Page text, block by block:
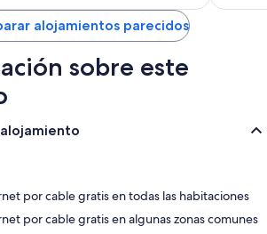
servicio de limpieza diario y cargadores o
de
298 €
alojamientos parecidos
sobre este
por cable gratis en todas las habitaciones
por cable gratis en algunas zonas comunes